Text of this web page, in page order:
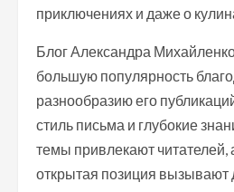
приключениях и даже о
Блог Александра
большую популярность
разнообразию его
стиль письма и глубокие
темы привлекают читателей,
открытая позиция вызывают